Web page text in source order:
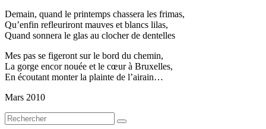
Demain, quand le printemps chassera les frimas,
Qu’enfin refleuriront mauves et blancs lilas,
Quand sonnera le glas au clocher de dentelles
Mes pas se figeront sur le bord du chemin,
La gorge encor nouée et le cœur à Bruxelles,
En écoutant monter la plainte de l’airain…
Mars 2010